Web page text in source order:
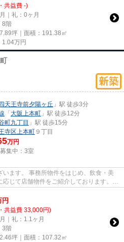
共益費 -)
｜礼：0ヶ月
8階
坪｜面積：191.38㎡
1.04万円
天王寺前夕陽ヶ丘 」駅 徒歩3分
「大阪上本町 」駅 徒歩12分
町九丁目 」駅 徒歩15分
寺区 上本町 ９丁目
万円
集中： 3室
ます。 事務所物件をはじめ、飲食・美
じて店舗物件をご紹介しております。
円
共益費 33,000円)
｜礼：1.1ヶ月
3階
坪｜面積：107.32㎡